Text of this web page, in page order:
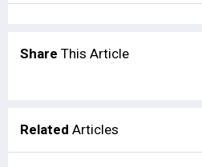
Share This Article
Related Articles